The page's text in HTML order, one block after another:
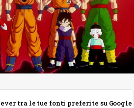
tra le tue fonti preferite su Google